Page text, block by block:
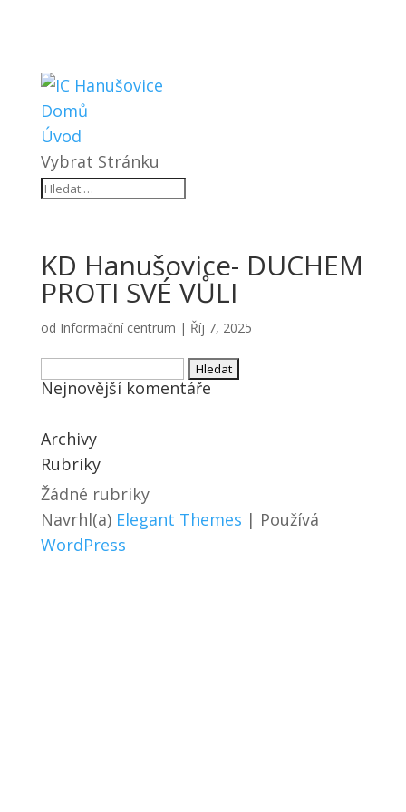
Domů
Úvod
Vybrat Stránku
KD Hanušovice- DUCHEM
PROTI SVÉ VŮLI
od Informační centrum | Říj 7, 2025
Vyhledávání
Nejnovější komentáře
Archivy
Rubriky
Žádné rubriky
Navrhl(a) Elegant Themes | Používá
WordPress